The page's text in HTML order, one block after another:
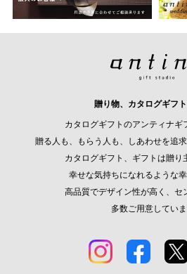
贈り物、カタログギフ
カタログギフトのアンティナギ
贈る人も、もらう人も、しあわせを追
カタログギフト、ギフトは贈り
幸せな気持ちになれるような幸
高品質でデザイン性が高く、セ
多数ご用意していま